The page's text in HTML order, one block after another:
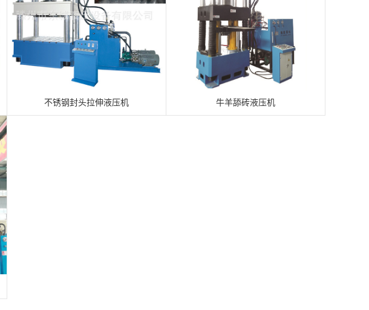
不锈钢封头拉伸液压机 牛羊舔砖液压机